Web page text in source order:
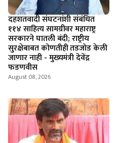
दहशतवादी संघटनांशी संबंधित
११४ साहित्य सामग्रीवर महाराष्ट्र
सरकारने घातली बंदी; राष्ट्रीय
सुरक्षेबाबत कोणतीही तडजोड केली
जाणार नाही - मुख्यमंत्री देवेंद्र
फडणवीस
August 08, 2026